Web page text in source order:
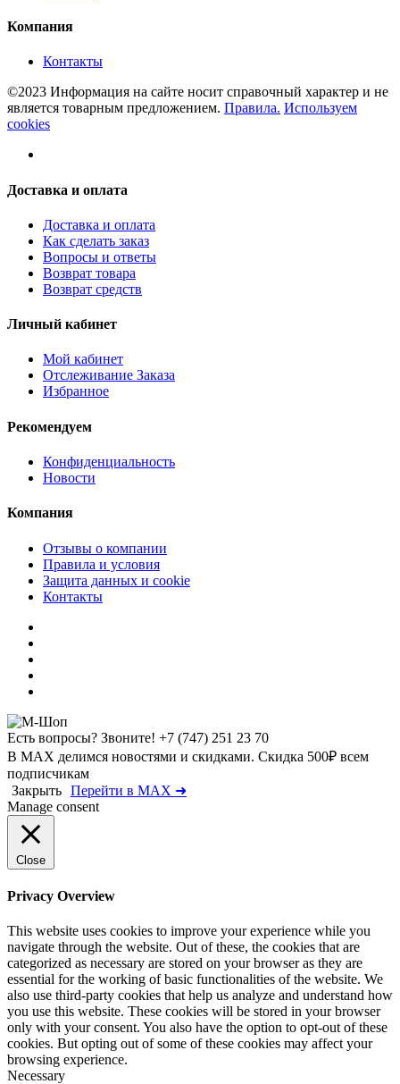
Компания
Контакты
©2023 Информация на сайте носит справочный характер и не
является товарным предложением. Правила. Используем
cookies
Доставка и оплата
Доставка и оплата
Как сделать заказ
Вопросы и ответы
Возврат товара
Возврат средств
Личный кабинет
Мой кабинет
Отслеживание Заказа
Избранное
Рекомендуем
Конфиденциальность
Новости
Компания
Отзывы о компании
Правила и условия
Защита данных и cookie
Контакты
Есть вопросы? Звоните! +7 (747) 251 23 70
В MAX делимся новостями и скидками. Скидка 500₽ всем
подписчикам
Закрыть Перейти в MAX ➜
Manage consent
Close
Privacy Overview
This website uses cookies to improve your experience while you
navigate through the website. Out of these, the cookies that are
categorized as necessary are stored on your browser as they are
essential for the working of basic functionalities of the website. We
also use third-party cookies that help us analyze and understand how
you use this website. These cookies will be stored in your browser
only with your consent. You also have the option to opt-out of these
cookies. But opting out of some of these cookies may affect your
browsing experience.
Necessary